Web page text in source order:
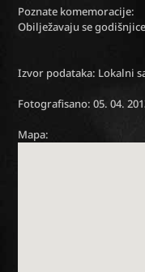
Poznate komemoracije:
Obilježavaju se
Izvor podataka: Lokalni
Fotografisano: 05. 04.
Mapa: